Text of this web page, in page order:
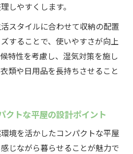
しやすくします。
スタイルに合わせて収納の配置
することで、使いやすさが向上
特性を考慮し、湿気対策を施し
類や日用品を長持ちさせること
クトな平屋の設計ポイント
境を活かしたコンパクトな平屋
じながら暮らせることが魅力で